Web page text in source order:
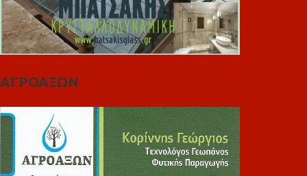
ΑΓΡΟΑΞΩΝ